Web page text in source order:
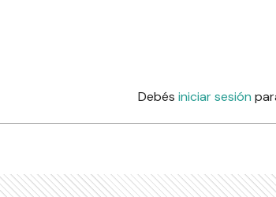
Debés iniciar sesión